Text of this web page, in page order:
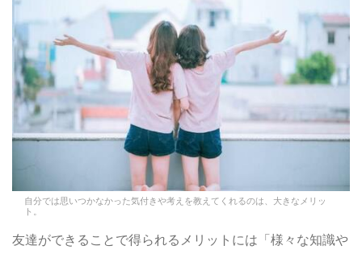
自分では思いつかなかった気付きや考えを教えてくれるのは、大きなメリッ
ト。
友達ができることで得られるメリットには「様々な知識や